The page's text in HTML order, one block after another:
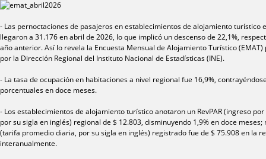
- Las pernoctaciones de pasajeros en establecimientos de alojamiento turístico
llegaron a 31.176 en abril de 2026, lo que implicó un descenso de 22,1%,
año anterior. Así lo revela la Encuesta Mensual de Alojamiento Turístico
por la Dirección Regional del Instituto Nacional de Estadísticas (INE).
- La tasa de ocupación en habitaciones a nivel regional fue 16,9%,
porcentuales en doce meses.
- Los establecimientos de alojamiento turístico anotaron un RevPAR (ingreso
por su sigla en inglés) regional de $ 12.803, disminuyendo 1,9% en doce meses;
(tarifa promedio diaria, por su sigla en inglés) registrado fue de $ 75.908 en la
interanualmente.